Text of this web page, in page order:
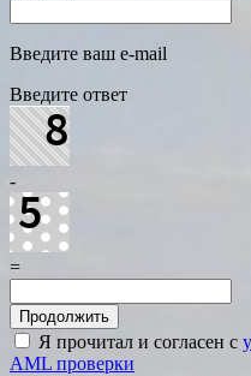
Введите ваш e-mail
Введите ответ
-
=
Я прочитал и согласен с
AML проверки